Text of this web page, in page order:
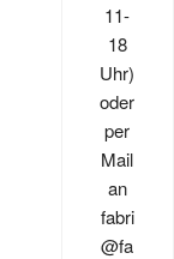
11-
18
Uhr)
oder
per
Mail
an
fabri
@fa